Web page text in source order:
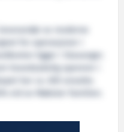
av moderne
for operasjoner i
ligger i Stavanger.
hovedsakelig opererer i
har ca. 650 ansatte.
eid av Møkster familien.